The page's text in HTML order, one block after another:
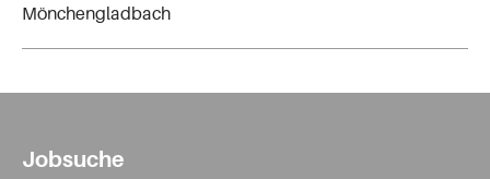
Mönchengladbach
Jobsuche